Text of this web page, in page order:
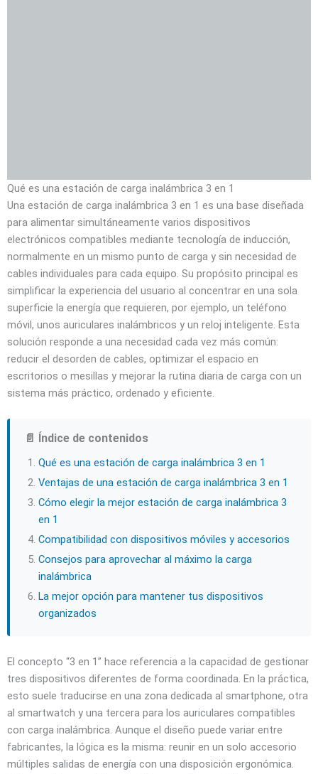
Qué es una estación de carga inalámbrica 3 en 1
Una estación de carga inalámbrica 3 en 1 es una base diseñada
para alimentar simultáneamente varios dispositivos
electrónicos compatibles mediante tecnología de inducción,
normalmente en un mismo punto de carga y sin necesidad de
cables individuales para cada equipo. Su propósito principal es
simplificar la experiencia del usuario al concentrar en una sola
superficie la energía que requieren, por ejemplo, un teléfono
móvil, unos auriculares inalámbricos y un reloj inteligente. Esta
solución responde a una necesidad cada vez más común:
reducir el desorden de cables, optimizar el espacio en
escritorios o mesillas y mejorar la rutina diaria de carga con un
sistema más práctico, ordenado y eficiente.
📄 Índice de contenidos
Qué es una estación de carga inalámbrica 3 en 1
Ventajas de una estación de carga inalámbrica 3 en 1
Cómo elegir la mejor estación de carga inalámbrica 3
en 1
Compatibilidad con dispositivos móviles y accesorios
Consejos para aprovechar al máximo la carga
inalámbrica
La mejor opción para mantener tus dispositivos
organizados
El concepto “3 en 1” hace referencia a la capacidad de gestionar
tres dispositivos diferentes de forma coordinada. En la práctica,
esto suele traducirse en una zona dedicada al smartphone, otra
al smartwatch y una tercera para los auriculares compatibles
con carga inalámbrica. Aunque el diseño puede variar entre
fabricantes, la lógica es la misma: reunir en un solo accesorio
múltiples salidas de energía con una disposición ergonómica.